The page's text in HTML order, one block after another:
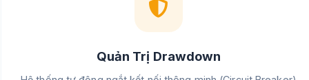
Quản Trị Drawdown